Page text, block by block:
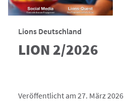
Lions Deutschland
LION 2/2026
Veröffentlicht am 27. März 2026